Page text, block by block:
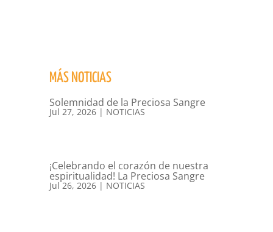
MÁS NOTICIAS
Solemnidad de la Preciosa Sangre
Jul 27, 2026| NOTICIAS
¡Celebrando el corazón de nuestra
espiritualidad! La Preciosa Sangre
Jul 26, 2026| NOTICIAS